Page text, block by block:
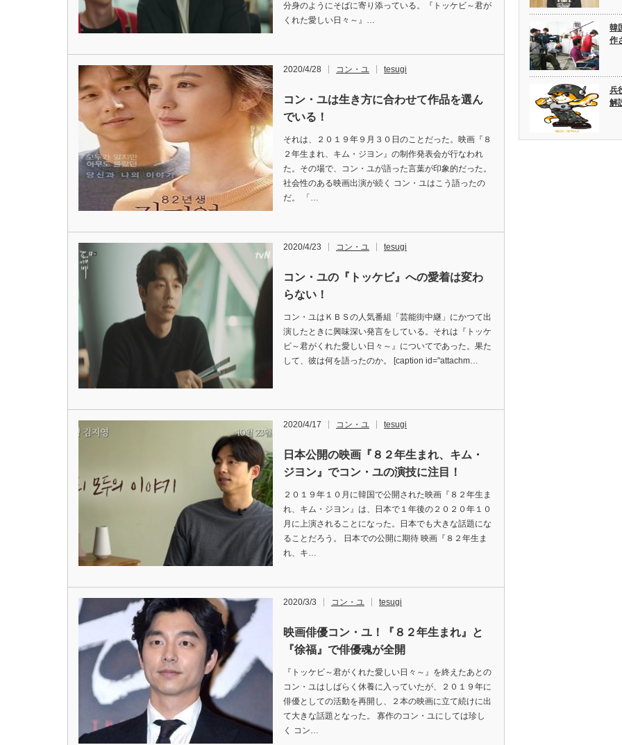
分身のようにそばに寄り添っている。『トッケビ～君が
くれた愛しい日々～』…
2020/4/28 コン・ユ tesugi
コン・ユは生き方に合わせて作品を選ん
でいる！
それは、２０１９年９月３０日のことだった。映画『８
２年生まれ、キム・ジヨン』の制作発表会が行なわれ
た。その場で、コン・ユが語った言葉が印象的だった。
社会性のある映画出演が続く コン・ユはこう語ったの
だ。 「…
2020/4/23 コン・ユ tesugi
コン・ユの『トッケビ』への愛着は変わ
らない！
コン・ユはＫＢＳの人気番組「芸能街中継」にかつて出
演したときに興味深い発言をしている。それは『トッケ
ビ～君がくれた愛しい日々～』についてであった。果た
して、彼は何を語ったのか。 [caption id="attachm…
2020/4/17 コン・ユ tesugi
日本公開の映画『８２年生まれ、キム・
ジヨン』でコン・ユの演技に注目！
２０１９年１０月に韓国で公開された映画『８２年生ま
れ、キム・ジヨン』は、日本で１年後の２０２０年１０
月に上演されることになった。日本でも大きな話題にな
ることだろう。 日本での公開に期待 映画『８２年生ま
れ、キ…
2020/3/3 コン・ユ tesugi
映画俳優コン・ユ！『８２年生まれ』と
『徐福』で俳優魂が全開
『トッケビ～君がくれた愛しい日々～』を終えたあとの
コン・ユはしばらく休養に入っていたが、２０１９年に
俳優としての活動を再開し、２本の映画に立て続けに出
て大きな話題となった。 寡作のコン・ユにしては珍し
く コン…
韓
作
兵
解